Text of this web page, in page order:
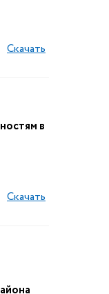
Скачать
в
Скачать